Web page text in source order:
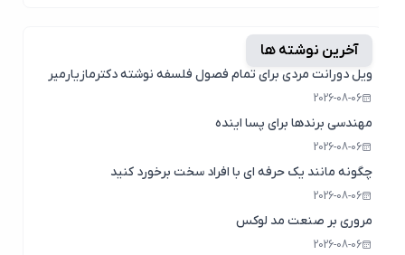
آخرین نوشته ها
ویل دورانت مردی برای تمام فصول فلسفه نوشته دکترمازیارمیر
2026-08-06
مهندسی برندها برای پسا اینده
2026-08-06
چگونه مانند یک حرفه ای با افراد سخت برخورد کنید
2026-08-06
مروری بر صنعت مد لوکس
2026-08-06